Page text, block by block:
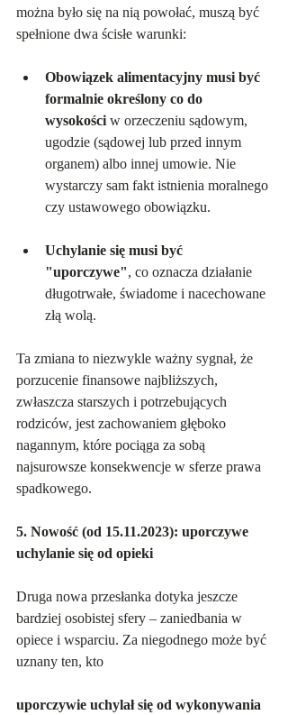
można było się na nią powołać, muszą być
spełnione dwa ścisłe warunki:
Obowiązek alimentacyjny musi być
formalnie określony co do
wysokości w orzeczeniu sądowym,
ugodzie (sądowej lub przed innym
organem) albo innej umowie. Nie
wystarczy sam fakt istnienia moralnego
czy ustawowego obowiązku.
Uchylanie się musi być
"uporczywe", co oznacza działanie
długotrwałe, świadome i nacechowane
złą wolą.
Ta zmiana to niezwykle ważny sygnał, że
porzucenie finansowe najbliższych,
zwłaszcza starszych i potrzebujących
rodziców, jest zachowaniem głęboko
nagannym, które pociąga za sobą
najsurowsze konsekwencje w sferze prawa
spadkowego.
5. Nowość (od 15.11.2023): uporczywe
uchylanie się od opieki
Druga nowa przesłanka dotyka jeszcze
bardziej osobistej sfery – zaniedbania w
opiece i wsparciu. Za niegodnego może być
uznany ten, kto
uporczywie uchylał się od wykonywania